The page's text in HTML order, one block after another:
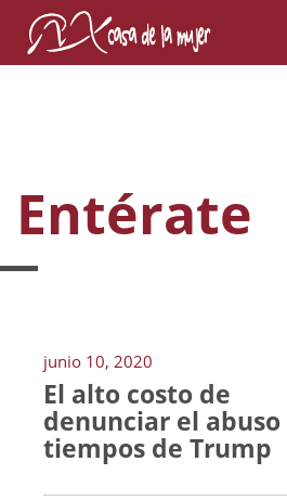
Entérate
junio 10, 2020
El alto costo de
denunciar el abuso
tiempos de Trump